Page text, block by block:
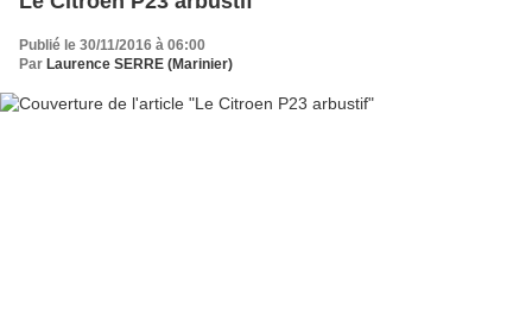
Publié le 30/11/2016 à 06:00
Par Laurence SERRE (Marinier)